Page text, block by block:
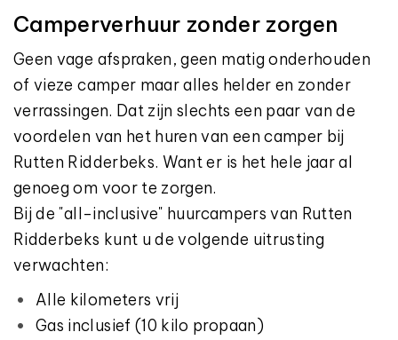
Camperverhuur zonder zorgen
Geen vage afspraken, geen matig onderhouden
of vieze camper maar alles helder en zonder
verrassingen. Dat zijn slechts een paar van de
voordelen van het huren van een camper bij
Rutten Ridderbeks. Want er is het hele jaar al
genoeg om voor te zorgen.
Bij de "all-inclusive" huurcampers van Rutten
Ridderbeks kunt u de volgende uitrusting
verwachten:
Alle kilometers vrij
Gas inclusief (10 kilo propaan)